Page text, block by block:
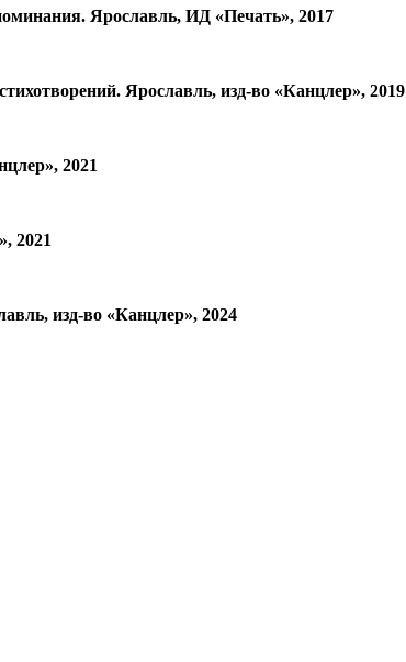
Ярославль, ИД «Печать», 2017
Ярославль, изд-во «Канцлер», 2019
2021
2021
изд-во «Канцлер», 2024